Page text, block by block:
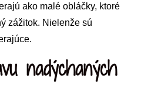
ako malé obláčky, ktoré
zážitok. Nielenže sú
nadýchaných